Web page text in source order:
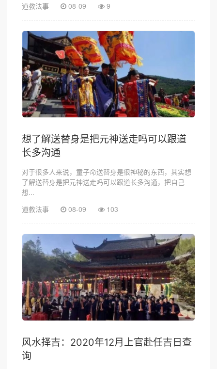
道教法事
08-09 9
想了解送替身是把元神送走吗可以跟道
长多沟通
对于很多人来说，童子命送替身是很神秘的东西，其实想
了解送替身是把元神送走吗可以跟道长多沟通，把自己
想...
道教法事
08-09 103
风水择吉：2020年12月上官赴任吉日查
询